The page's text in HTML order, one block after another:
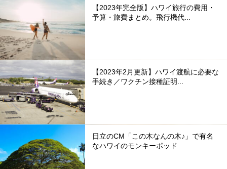
【2023年完全版】ハワイ旅行の費用・
予算・旅費まとめ。飛行機代...
【2023年2月更新】ハワイ渡航に必要な
手続き／ワクチン接種証明...
日立のCM「この木なんの木♪」で有名
なハワイのモンキーポッド